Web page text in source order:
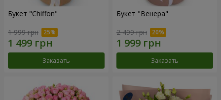
Букет "Chiffon"
1 999 грн
Заказать
Букет "Венера"
2 499 грн
Заказать